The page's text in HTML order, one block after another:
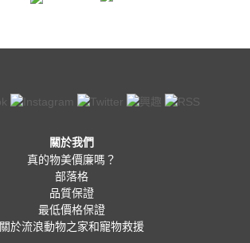
關於我們
真的物美價廉嗎？
部落格
品質保證
最低價格保證
關於流浪動物之家和寵物救援